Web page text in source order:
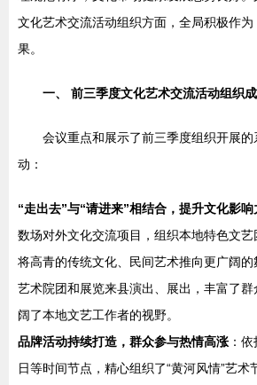
文化艺术交流活动组织方面，全局积极作
果。
一、 前三季度文化艺术交流活动组织
会议重点和展示了前三季度组织开展
动：
“走出去”与“请进来”相结合，提升文化影响
数场对外文化交流项目，组织本地特色文艺
将高青的传统文化、民间艺术推向更广阔
艺术院团和展览来县演出、展出，丰富了
阔了本地文艺工作者的视野。
品牌活动持续打造，群众参与热情高涨 ：
日等时间节点，精心组织了“黄河风情”艺术